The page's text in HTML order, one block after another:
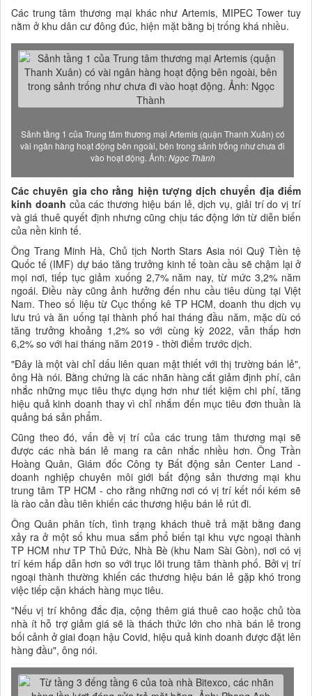
Các trung tâm thương mại khác như Artemis, MIPEC Tower tuy
nằm ở khu dân cư đông đúc, hiện mặt bằng bị trống khá nhiều.
Sảnh tầng 1 của Trung tâm thương mại Artemis (quận Thanh Xuân) có
vài ngân hàng hoạt động bên ngoài, bên trong sảnh trống như chưa đi
vào hoạt động. Ảnh:Ngọc Thành
Các chuyên gia cho rằng hiện tượng dịch chuyển địa điểm
kinh doanh của các thương hiệu bán lẻ, dịch vụ, giải trí do vị trí
và giá thuê quyết định nhưng cũng chịu tác động lớn từ diễn biến
của nền kinh tế.
Ông Trang Minh Hà, Chủ tịch North Stars Asia nói Quỹ Tiền tệ
Quốc tế (IMF) dự báo tăng trưởng kinh tế toàn cầu sẽ chậm lại ở
mọi nơi, tiếp tục giảm xuống 2,7% năm nay, từ mức 3,2% năm
ngoái. Điều này cũng ảnh hưởng đến nhu cầu tiêu dùng tại Việt
Nam. Theo số liệu từ Cục thống kê TP HCM, doanh thu dịch vụ
lưu trú và ăn uống tại thành phố hai tháng đầu năm, mặc dù có
tăng trưởng khoảng 1,2% so với cùng kỳ 2022, vẫn thấp hơn
6,2% so với hai tháng năm 2019 - thời điểm trước dịch.
"Đây là một vài chỉ dấu liên quan mật thiết với thị trường bán lẻ",
ông Hà nói. Bằng chứng là các nhãn hàng cắt giảm định phí, cân
nhắc những mục tiêu thực dụng hơn như tiết kiệm chi phí, tăng
hiệu quả kinh doanh thay vì chỉ nhắm đến mục tiêu đơn thuần là
quảng bá sản phẩm.
Cũng theo đó, vấn đề vị trí của các trung tâm thương mại sẽ
được các nhà bán lẻ mang ra cân nhắc nhiều hơn. Ông Trần
Hoàng Quân, Giám đốc Công ty Bất động sản Center Land -
doanh nghiệp chuyên môi giới bất động sản thương mại khu
trung tâm TP HCM - cho rằng những nơi có vị trí kết nối kém sẽ
là rào cản đầu tiên khiến các thương hiệu bán lẻ rút đi.
Ông Quân phân tích, tình trạng khách thuê trả mặt bằng đang
xảy ra ở một số khu mua sắm phổ biến tại khu vực ngoại thành
TP HCM như TP Thủ Đức, Nhà Bè (khu Nam Sài Gòn), nơi có vị
trí kém hấp dẫn hơn so với trục lõi trung tâm thành phố. Bởi vị trí
ngoại thành thường khiến các thương hiệu bán lẻ gặp khó trong
việc tiếp cận khách hàng mục tiêu.
"Nếu vị trí không đắc địa, cộng thêm giá thuê cao hoặc chủ tòa
nhà ít hỗ trợ giảm giá sẽ là thách thức lớn cho nhà bán lẻ trong
bối cảnh ở giai đoạn hậu Covid, hiệu quả kinh doanh được đặt lên
hàng đầu", ông nói.